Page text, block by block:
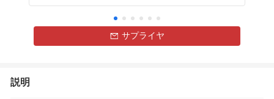
サプライヤ
説明